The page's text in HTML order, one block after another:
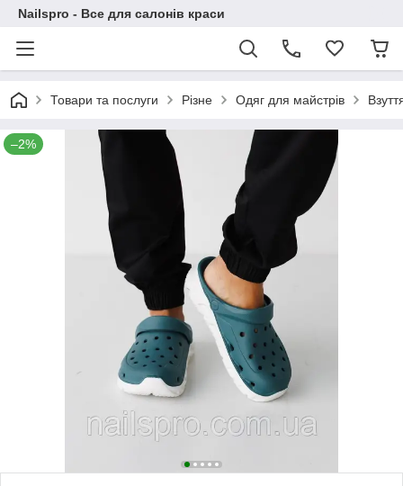
Nailspro - Все для салонів краси
Товари та послуги Різне Одяг для майстрів
–2%